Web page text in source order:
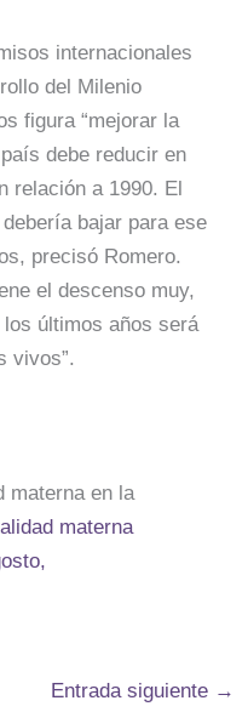
internacionales
del Milenio
figura “mejorar la
debe reducir en
relación a 1990. El
bajar para ese
precisó Romero.
el descenso muy,
últimos años será
vivos”.
materna en la
materna
Entrada siguiente →